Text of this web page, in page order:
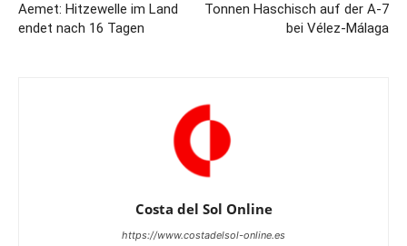
Aemet: Hitzewelle im Land
endet nach 16 Tagen
Tonnen Haschisch auf der A-7
bei Vélez-Málaga
Costa del Sol Online
https://www.costadelsol-online.es